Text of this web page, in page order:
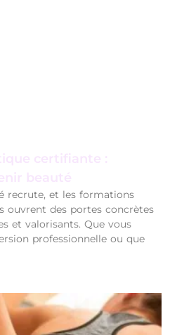
certifiante :
beauté
recrute, et les formations
ouvrent des portes concrètes
et valorisants. Que vous
professionnelle ou que